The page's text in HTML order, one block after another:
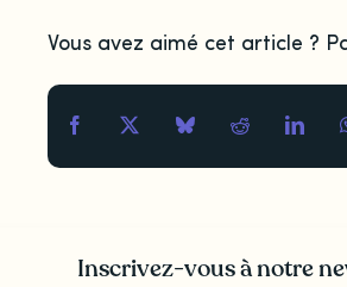
Vous avez aimé cet article ?
Inscrivez-vous à notre